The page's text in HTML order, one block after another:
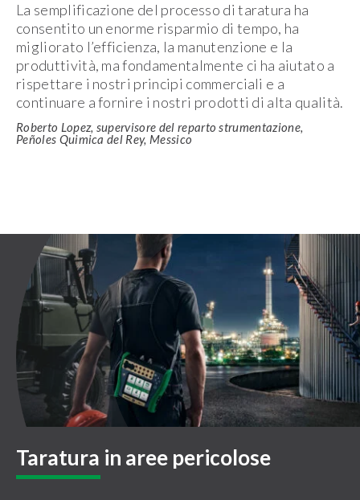
La semplificazione del processo di taratura ha
consentito un enorme risparmio di tempo, ha
migliorato l’efficienza, la manutenzione e la
produttività, ma fondamentalmente ci ha aiutato a
rispettare i nostri principi commerciali e a
continuare a fornire i nostri prodotti di alta qualità.
Roberto Lopez, supervisore del reparto strumentazione,
Peñoles Quimica del Rey, Messico
Taratura in aree pericolose